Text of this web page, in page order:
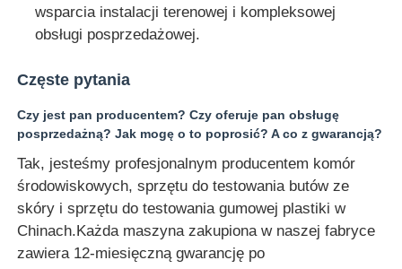
wsparcia instalacji terenowej i kompleksowej
obsługi posprzedażowej.
Częste pytania
Czy jest pan producentem? Czy oferuje pan obsługę
posprzedażną? Jak mogę o to poprosić? A co z gwarancją?
Tak, jesteśmy profesjonalnym producentem komór
środowiskowych, sprzętu do testowania butów ze
skóry i sprzętu do testowania gumowej plastiki w
Chinach.Każda maszyna zakupiona w naszej fabryce
zawiera 12-miesięczną gwarancję po